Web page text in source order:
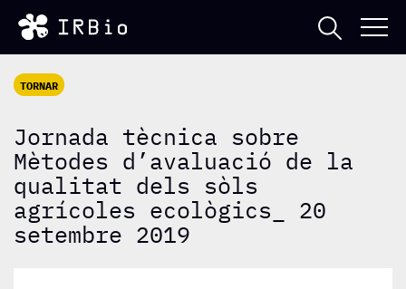
TORNAR
Jornada tècnica sobre
Mètodes d’avaluació de la
qualitat dels sòls
agrícoles ecològics_ 20
setembre 2019